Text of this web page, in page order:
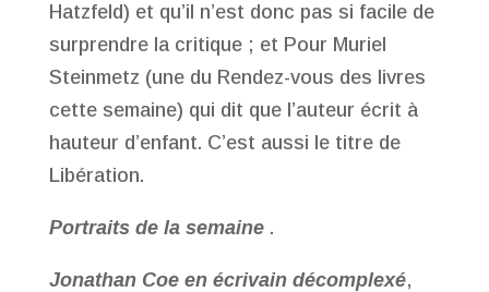
Hatzfeld) et qu’il n’est donc pas si facile de
surprendre la critique ; et Pour Muriel
Steinmetz (une du Rendez-vous des livres
cette semaine) qui dit que l’auteur écrit à
hauteur d’enfant. C’est aussi le titre de
Libération.
Portraits de la semaine.
Jonathan Coe en écrivain décomplexé,